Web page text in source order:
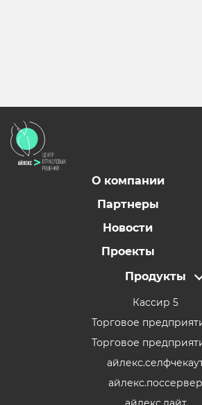
О компании
Партнеры
Новости
Проекты
Продукты
Кассир 5
Торговое
Торговое
айлекс.поссервер